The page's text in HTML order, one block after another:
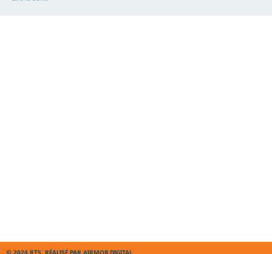
© 2024 RTS, RÉALISÉ PAR AIRMOB DIGITAL